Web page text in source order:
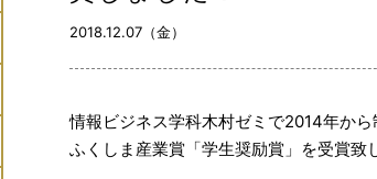
2018.12.07（金）
情報ビジネス学科木村ゼミで2014年か
ふくしま産業賞「学生奨励賞」を受賞致